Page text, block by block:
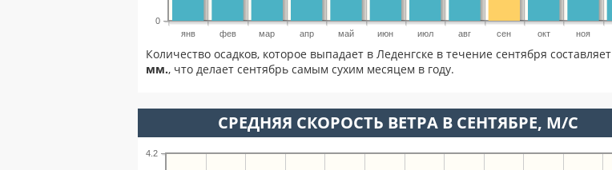
янв фев мар апр май июн июл авг сен окт ноя
0
Количество осадков, которое выпадает в Леденгске в течение сентября составляет
мм., что делает сентябрь самым сухим месяцем в году.
СРЕДНЯЯ СКОРОСТЬ ВЕТРА В СЕНТЯБРЕ, М/С
4.2